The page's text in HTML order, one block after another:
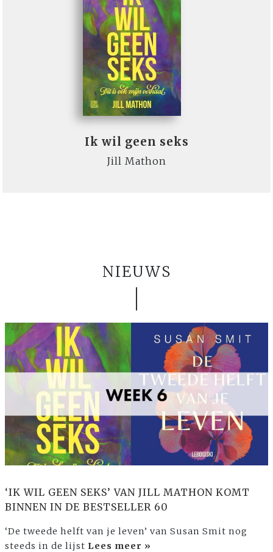
Ik wil geen seks
Jill Mathon
NIEUWS
‘IK WIL GEEN SEKS’ VAN JILL MATHON KOMT
BINNEN IN DE BESTSELLER 60
‘De tweede helft van je leven’ van Susan Smit nog
steeds in de lijst Lees meer »